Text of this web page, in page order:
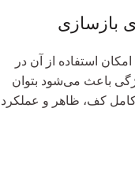
بازسازی
استفاده از آن در
باعث می‌شود بتوان
کف، ظاهر و عملکرد